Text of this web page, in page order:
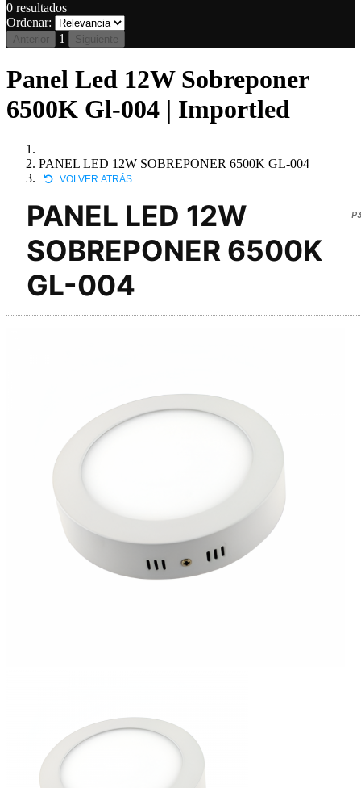
0 resultados
Ordenar:
Anterior 1 Siguiente
Panel Led 12W Sobreponer
6500K Gl-004 | Importled
PANEL LED 12W SOBREPONER 6500K GL-004
VOLVER ATRÁS
PANEL LED 12W
SOBREPONER 6500K
GL-004